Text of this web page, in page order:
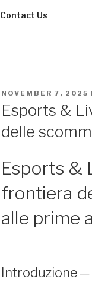
Contact Us
POSTED
NOVEMBER 7, 2025
Esports &
delle
Esports &
frontiera
alle prime
Introduzione